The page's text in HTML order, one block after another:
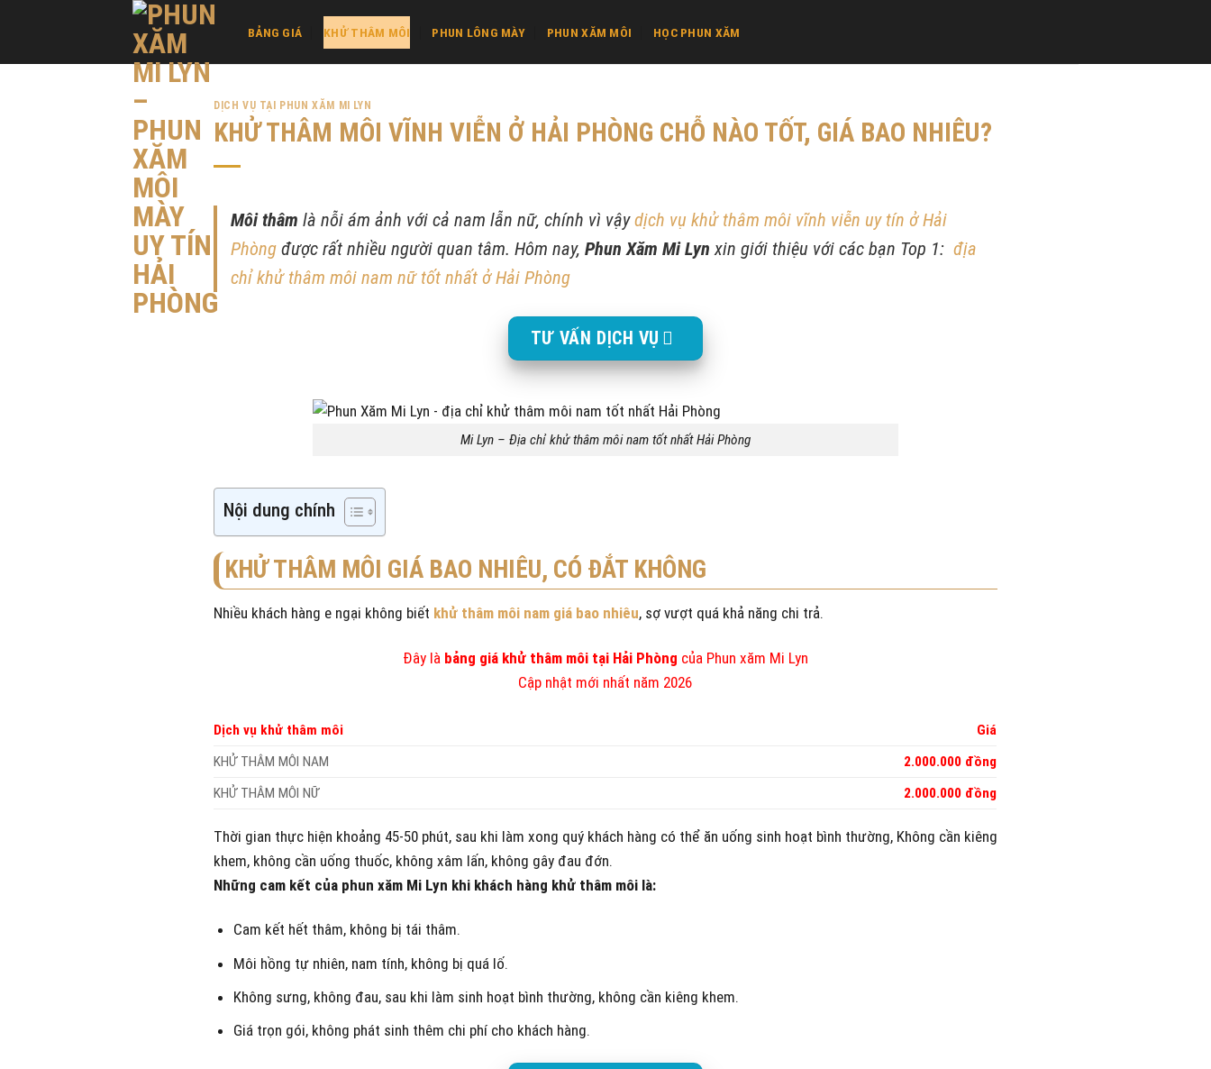
content
BẢNG GIÁ KHỬ THÂM MÔI PHUN LÔNG MÀY PHUN XĂM MÔI HỌC PHUN XĂM
DỊCH VỤ TẠI PHUN XĂM MI LYN
KHỬ THÂM MÔI VĨNH VIỄN Ở HẢI PHÒNG CHỖ NÀO TỐT, GIÁ BAO NHIÊU?
Môi thâm là nỗi ám ảnh với cả nam lẫn nữ, chính vì vậydịch vụ khử thâm môi vĩnh viễn uy tín ở Hải
Phòng được rất nhiều người quan tâm. Hôm nay, Phun Xăm Mi Lyn xin giới thiệu với các bạn Top 1: địa
chỉ khử thâm môi nam nữ tốt nhất ở Hải Phòng
TƯ VẤN DỊCH VỤ
Mi Lyn – Địa chỉ khử thâm môi nam tốt nhất Hải Phòng
Nội dung chính
KHỬ THÂM MÔI GIÁ BAO NHIÊU, CÓ ĐẮT KHÔNG
Nhiều khách hàng e ngại không biết khử thâm môi nam giá bao nhiêu, sợ vượt quá khả năng chi trả.
Đây là bảng giá khử thâm môi tại Hải Phòng của Phun xăm Mi Lyn
Cập nhật mới nhất năm 2026
Dịch vụ khử thâm môi
Giá
KHỬ THÂM MÔI NAM
2.000.000 đồng
KHỬ THÂM MÔI NỮ
2.000.000 đồng
Thời gian thực hiện khoảng 45-50 phút, sau khi làm xong quý khách hàng có thể ăn uống sinh hoạt bình thường, Không cần kiêng
khem, không cần uống thuốc, không xâm lấn, không gây đau đớn.
Những cam kết của phun xăm Mi Lyn khi khách hàng khử thâm môi là:
Cam kết hết thâm, không bị tái thâm.
Môi hồng tự nhiên, nam tính, không bị quá lố.
Không sưng, không đau, sau khi làm sinh hoạt bình thường, không cần kiêng khem.
Giá trọn gói, không phát sinh thêm chi phí cho khách hàng.